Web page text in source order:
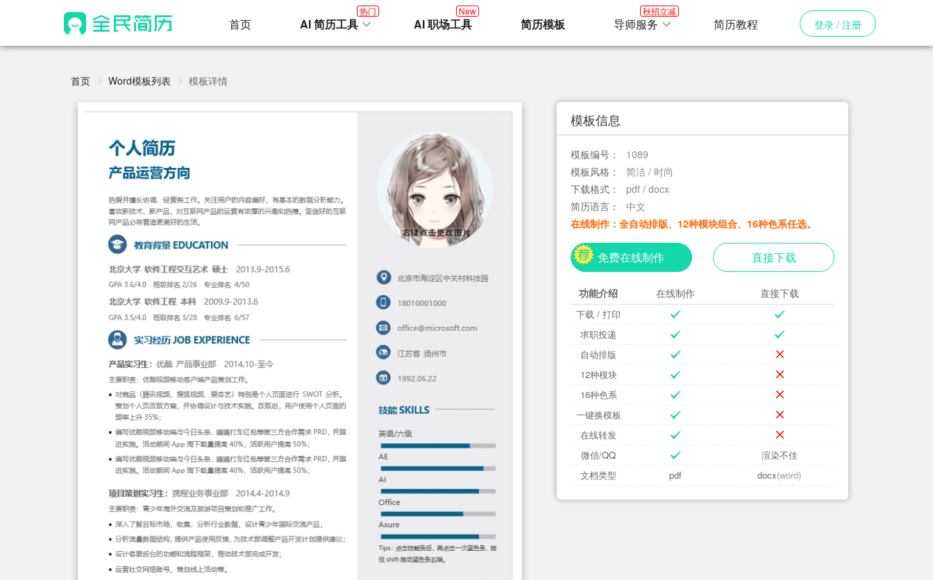
首页 AI 简历工具
热门
AI 职场工具
New
简历模板 导师服务
秋招立减
简历教程 登录 / 注册
首页 Word模板列表 模板详情
模板信息
模板编号：
1089
模板风格：
简洁 / 时尚
下载格式：
pdf / docx
简历语言：
中文
在线制作：全自动排版、12种模块组合、16种色系任选。
免费在线制作 直接下载
功能介绍 在线制作 直接下载
下载 / 打印
求职投递
自动排版
12种模块
16种色系
一键换模板
在线转发
微信/QQ
渲染不佳
文档类型
pdf docx(word)